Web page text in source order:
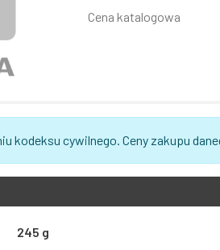
Cena katalogowa
kodeksu cywilnego. Ceny zakupu
245 g